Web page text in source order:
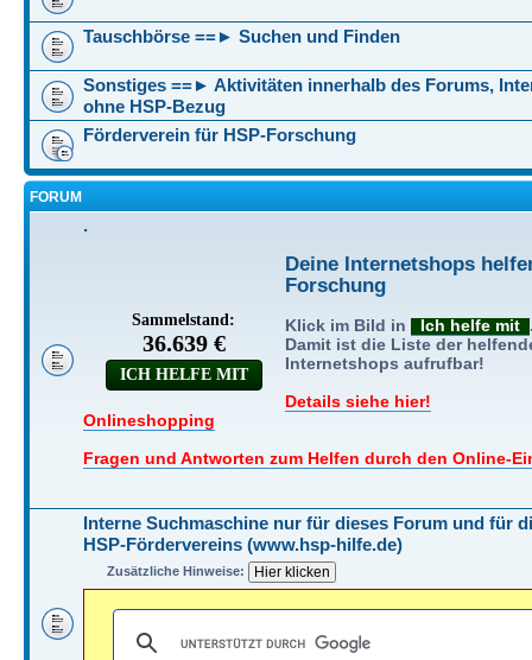
Tauschbörse ==► Suchen und Finden
Sonstiges ==► Aktivitäten innerhalb des Forums,
ohne HSP-Bezug
Förderverein für HSP-Forschung
FORUM
.
Deine Internetshops
Forschung
Klick im Bild in Ich helfe mit
Damit ist die Liste der
Internetshops aufrufbar!
Details siehe hier!
Onlineshopping
Fragen und Antworten zum Helfen durch den Online-
Interne Suchmaschine nur für dieses Forum und für
HSP-Fördervereins (www.hsp-hilfe.de)
Zusätzliche Hinweise: